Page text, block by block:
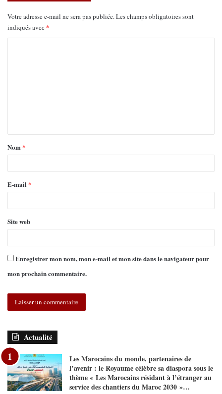
Votre adresse e-mail ne sera pas publiée.Les champs obligatoires sont
indiqués avec *
Nom*
E-mail *
Site web
Enregistrer mon nom, mon e-mail et mon site dans le navigateur pour
mon prochain commentaire.
Actualité
Les Marocains du monde, partenaires de
l’avenir : le Royaume célèbre sa diaspora sous le
thème « Les Marocains résidant à l’étranger au
service des chantiers du Maroc 2030 »…